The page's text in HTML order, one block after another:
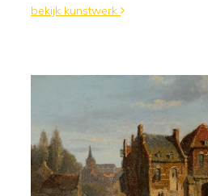
bekijk kunstwerk